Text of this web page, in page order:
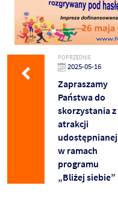
POPRZEDNIE
2025-05-16
Zapraszamy
Państwa do
skorzystania z
atrakcji
udostępnianej
w ramach
programu
„Bliżej siebie”